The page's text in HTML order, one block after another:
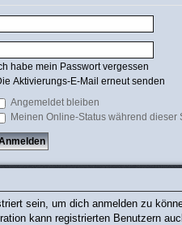
habe mein Passwort vergessen
Aktivierungs-E-Mail erneut senden
Angemeldet bleiben
Meinen Online-Status während dieser
sein, um dich anmelden zu
kann registrierten Benutzern